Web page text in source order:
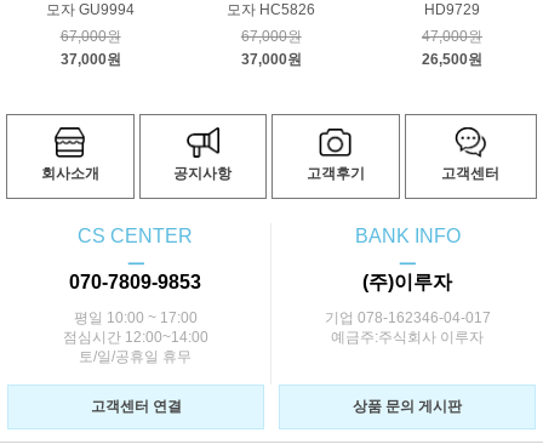
모자 GU9994
67,000원
37,000원
모자 HC5826
67,000원
37,000원
HD9729
47,000원
26,500원
회사소개 공지사항 고객후기 고객센터
CS CENTER
ㅡ
070-7809-9853
평일 10:00 ~ 17:00
점심시간 12:00~14:00
토/일/공휴일 휴무
BANK INFO
ㅡ
(주)이루자
기업 078-162346-04-017
예금주:주식회사 이루자
고객센터 연결 상품 문의 게시판